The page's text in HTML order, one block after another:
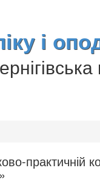
і
практичній